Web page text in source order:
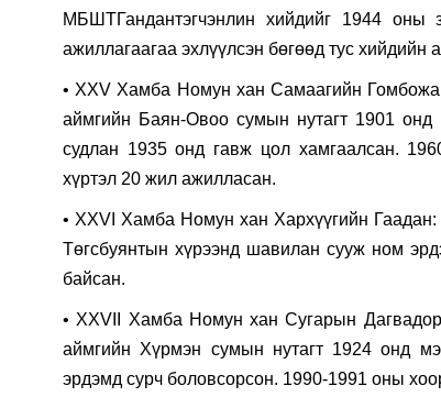
МБШТГандантэгчэнлин хийдийг 1944 оны
ажиллагаагаа эхлүүлсэн бөгөөд тус
• ХXV Хамба Номун хан Самаагийн
аймгийн Баян-Овоо сумын нутагт 1901 онд
судлан 1935 онд гавж цол хамгаалсан.
хүртэл 20 жил ажилласан.
• ХXVI Хамба Номун хан Хархүүгийн
Төгсбуянтын хүрээнд шавилан сууж ном
байсан.
• ХXVII Хамба Номун хан Сугарын
аймгийн Хүрмэн сумын нутагт 1924 онд
эрдэмд сурч боловсорсон. 1990-1991 оны